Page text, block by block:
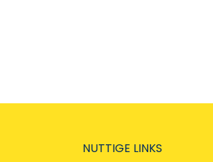
NUTTIGE LINKS